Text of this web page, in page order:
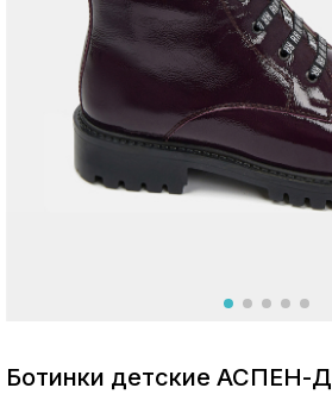
Ботинки детские АСПЕН-Д